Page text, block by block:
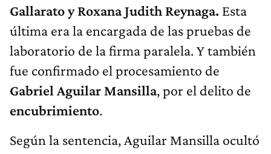
Gallarato y Roxana Judith Reynaga. Esta
última era la encargada de las pruebas de
laboratorio de la firma paralela. Y también
fue confirmado el procesamiento de
Gabriel Aguilar Mansilla, por el delito de
encubrimiento.
Según la sentencia, Aguilar Mansilla ocultó